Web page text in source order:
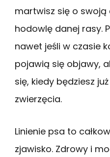
martwisz się o swoją
hodowlę danej rasy.
nawet jeśli w czasie
pojawią się objawy,
się, kiedy będziesz
zwierzęcia.
Linienie psa to
zjawisko. Zdrowy i